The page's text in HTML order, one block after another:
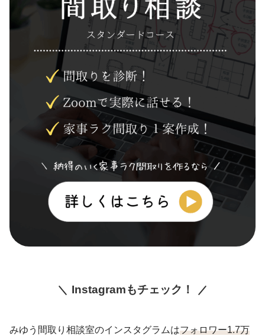
Instagramもチェック！
みゆう間取り相談室のインスタグラムはフォロワー1.7万